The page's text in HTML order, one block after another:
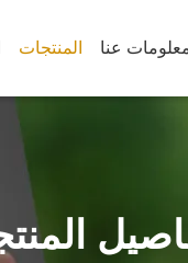
عنا المنتجات